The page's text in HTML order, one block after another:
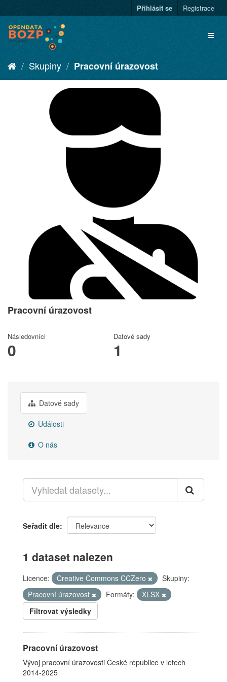
Přihlásit se Registrace
Skupiny Pracovní úrazovost
Pracovní úrazovost
Následovníci
0
Datové sady
1
Datové sady
Události
O nás
Seřadit dle
1 dataset nalezen
Licence: Creative Commons CCZero
Skupiny:
Pracovní úrazovost
Formáty:
XLSX
Filtrovat výsledky
Pracovní úrazovost
Vývoj pracovní úrazovosti České republice v letech
2014-2025